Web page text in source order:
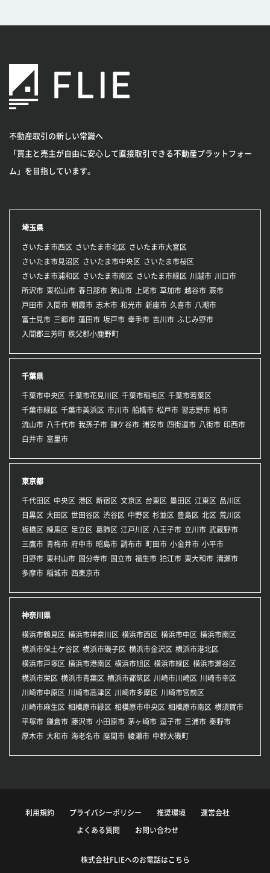
不動産取引の新しい常識へ
「買主と売主が自由に安心して直接取引できる不動産プラットフォー
ム」を目指しています。
埼玉県
さいたま市西区 さいたま市北区
さいたま市大宮区
さいたま市見沼区
さいたま市中央区
さいたま市桜区
さいたま市浦和区
さいたま市南区 さいたま市緑区 川越市 川口市
所沢市 東松山市 春日部市 狭山市 上尾市 草加市 越谷市 蕨市
戸田市 入間市 朝霞市 志木市 和光市 新座市 久喜市 八潮市
富士見市 三郷市 蓮田市 坂戸市 幸手市 吉川市 ふじみ野市
入間郡三芳町 秩父郡小鹿野町
千葉県
千葉市中央区 千葉市花見川区 千葉市稲毛区 千葉市若葉区
千葉市緑区 千葉市美浜区 市川市 船橋市 松戸市 習志野市 柏市
流山市 八千代市 我孫子市 鎌ケ谷市 浦安市 四街道市 八街市 印西市
白井市 富里市
東京都
千代田区 中央区 港区 新宿区 文京区 台東区 墨田区 江東区 品川区
目黒区 大田区 世田谷区 渋谷区 中野区 杉並区 豊島区 北区 荒川区
板橋区 練馬区 足立区 葛飾区 江戸川区 八王子市 立川市 武蔵野市
三鷹市 青梅市 府中市 昭島市 調布市 町田市 小金井市 小平市
日野市 東村山市 国分寺市 国立市 福生市 狛江市 東大和市 清瀬市
多摩市 稲城市 西東京市
神奈川県
横浜市鶴見区 横浜市神奈川区 横浜市西区 横浜市中区 横浜市南区
横浜市保土ケ谷区 横浜市磯子区 横浜市金沢区 横浜市港北区
横浜市戸塚区 横浜市港南区 横浜市旭区 横浜市緑区 横浜市瀬谷区
横浜市栄区 横浜市青葉区 横浜市都筑区 川崎市川崎区 川崎市幸区
川崎市中原区 川崎市高津区 川崎市多摩区 川崎市宮前区
川崎市麻生区 相模原市緑区 相模原市中央区 相模原市南区 横須賀市
平塚市 鎌倉市 藤沢市 小田原市 茅ヶ崎市 逗子市 三浦市 秦野市
厚木市 大和市 海老名市 座間市 綾瀬市 中郡大磯町
利用規約 プライバシーポリシー 推奨環境 運営会社
よくある質問 お問い合わせ
株式会社FLIEへのお電話はこちら